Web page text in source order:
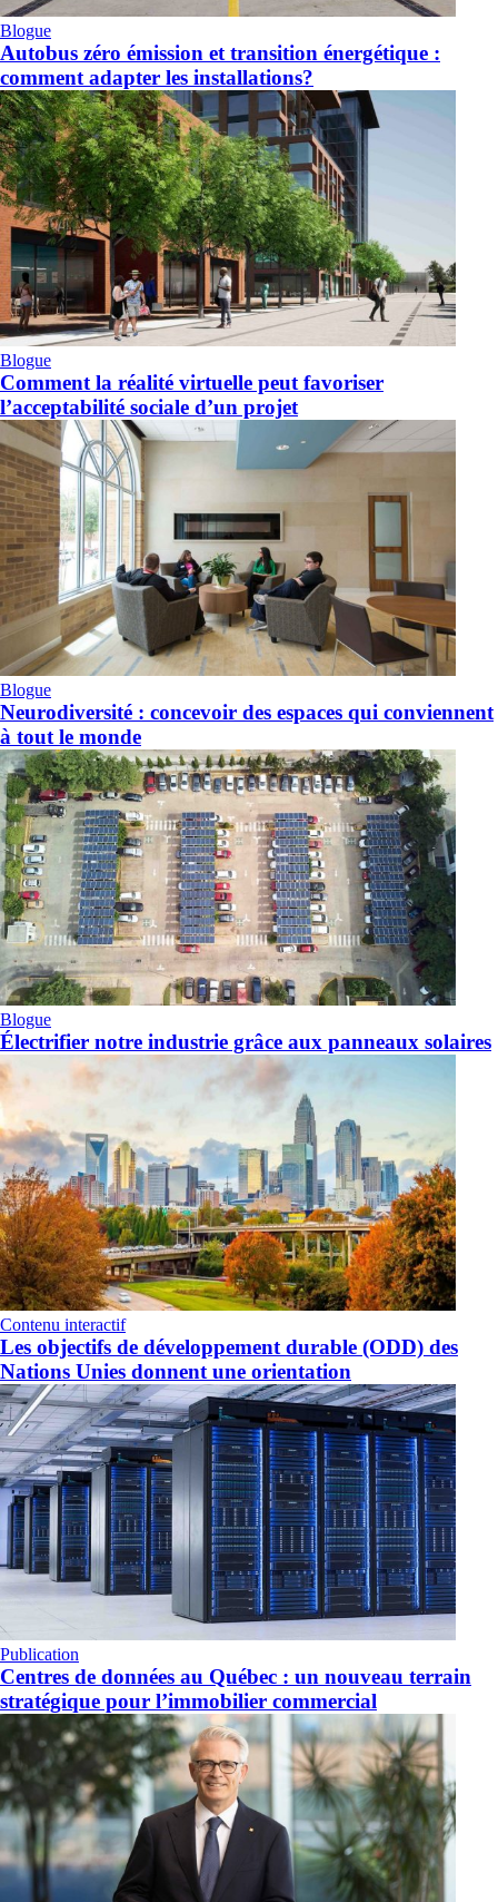
Blogue
Autobus zéro émission et transition énergétique :
comment adapter les installations?
Blogue
Comment la réalité virtuelle peut favoriser
l’acceptabilité sociale d’un projet
Blogue
Neurodiversité : concevoir des espaces qui conviennent
à tout le monde
Blogue
Électrifier notre industrie grâce aux panneaux solaires
Contenu interactif
Les objectifs de développement durable (ODD) des
Nations Unies donnent une orientation
Publication
Centres de données au Québec : un nouveau terrain
stratégique pour l’immobilier commercial